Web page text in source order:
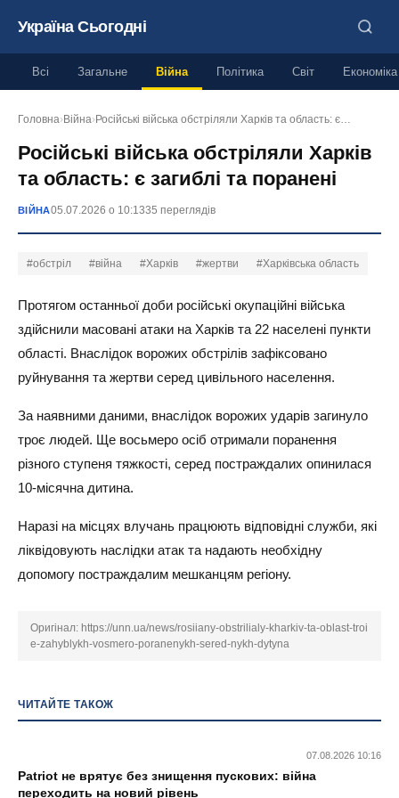
Україна Сьогодні
Всі Загальне Війна Політика Світ Економіка
Головна› Війна› Російські війська обстріляли Харків та область: є…
Російські війська обстріляли Харків
та область: є загиблі та поранені
ВІЙНА05.07.2026 о 10:1335 переглядів
#обстріл #війна #Харків #жертви #Харківська область
Протягом останньої доби російські окупаційні війська
здійснили масовані атаки на Харків та 22 населені пункти
області. Внаслідок ворожих обстрілів зафіксовано
руйнування та жертви серед цивільного населення.
За наявними даними, внаслідок ворожих ударів загинуло
троє людей. Ще восьмеро осіб отримали поранення
різного ступеня тяжкості, серед постраждалих опинилася
10-місячна дитина.
Наразі на місцях влучань працюють відповідні служби, які
ліквідовують наслідки атак та надають необхідну
допомогу постраждалим мешканцям регіону.
Оригінал: https://unn.ua/news/rosiiany-obstrilialy-kharkiv-ta-oblast-troi
e-zahyblykh-vosmero-poranenykh-sered-nykh-dytyna
ЧИТАЙТЕ ТАКОЖ
07.08.2026 10:16
Patriot не врятує без знищення пускових: війна
переходить на новий рівень